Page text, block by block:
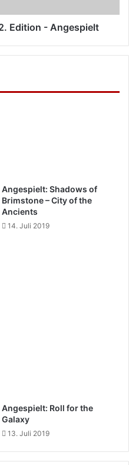
Edition - Angespielt
Angespielt: Shadows of
Brimstone – City of the
Ancients
14. Juli 2019
Angespielt: Roll for the
Galaxy
13. Juli 2019